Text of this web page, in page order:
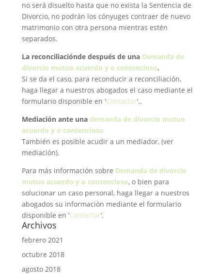
no será disuelto hasta que no exista la Sentencia de
Divorcio, no podrán los cónyuges contraer de nuevo
matrimonio con otra persona mientras estén
separados.
La reconciliaciónde después de una Demanda de
divorcio mutuo acuerdo y o contencioso.
Si se da el caso, para reconducir a reconciliación,
haga llegar a nuestros abogados el caso mediante el
formulario disponible en ‘Contactar‘..
Mediación ante una demanda de divorcio mutuo
acuerdo y o contencioso
También es posible acudir a un mediador, (ver
mediación).
Para más información sobre Demanda de divorcio
mutuo acuerdo y o contencioso, o bien para
solucionar un caso personal, haga llegar a nuestros
abogados su información mediante el formulario
disponible en ‘Contactar‘.
Archivos
febrero 2021
octubre 2018
agosto 2018